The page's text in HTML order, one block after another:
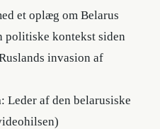
et oplæg om Belarus
politiske kontekst siden
invasion af
: Leder af den belarusiske